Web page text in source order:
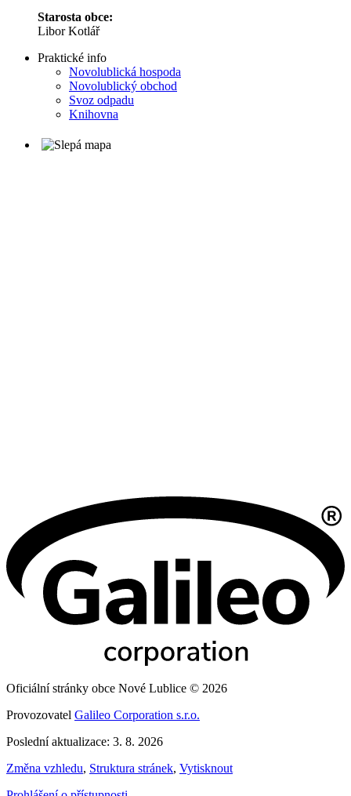
Starosta obce:
Libor Kotlář
Praktické info
Novolublická hospoda
Novolublický obchod
Svoz odpadu
Knihovna
Oficiální stránky obce Nové Lublice © 2026
Provozovatel Galileo Corporation s.r.o.
Poslední aktualizace: 3. 8. 2026
Změna vzhledu, Struktura stránek, Vytisknout